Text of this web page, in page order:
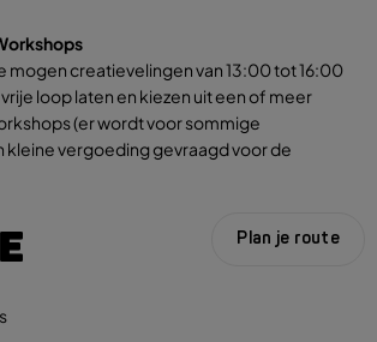
mogen creatievelingen van 13:00 tot 16:00
loop laten en kiezen uit een of meer
(er wordt voor sommige
kleine vergoeding gevraagd voor de
Plan je route